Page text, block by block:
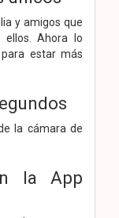
y amigos que
Ahora lo
estar más
la cámara de
la App